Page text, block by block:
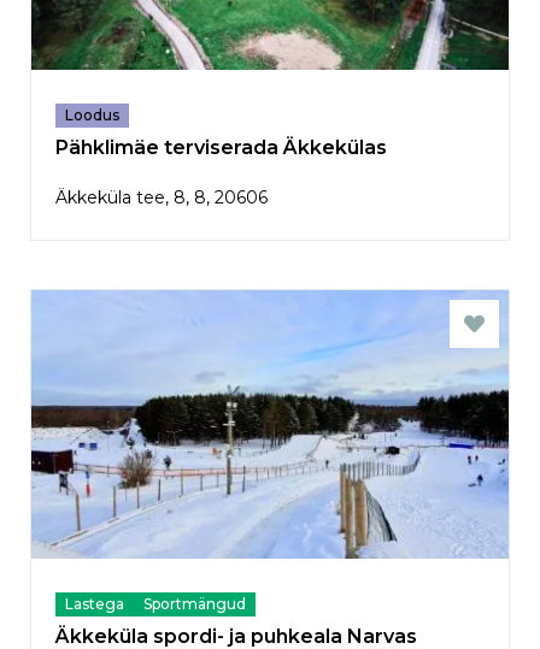
Loodus
Pähklimäe terviserada Äkkekülas
Äkkeküla tee, 8, 8, 20606
Lastega Sportmängud
Äkkeküla spordi- ja puhkeala Narvas